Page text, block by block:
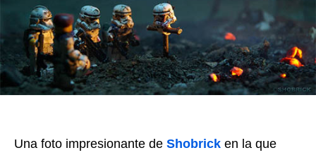
Una foto impresionante de Shobrick en la que